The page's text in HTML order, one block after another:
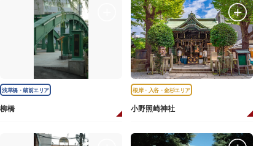
浅草橋・蔵前エリア
柳橋
根岸・入谷・金杉エリア
小野照崎神社